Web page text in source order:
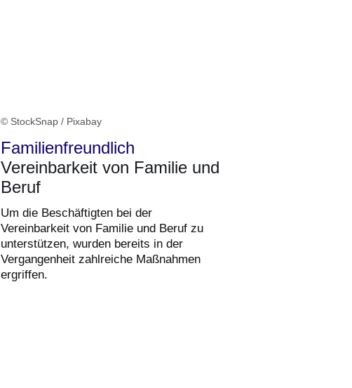
© StockSnap / Pixabay
Familienfreundlich
Vereinbarkeit von Familie und
Beruf
Um die Beschäftigten bei der
Vereinbarkeit von Familie und Beruf zu
unterstützen, wurden bereits in der
Vergangenheit zahlreiche Maßnahmen
ergriffen.